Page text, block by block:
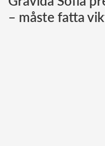
– måste fatta